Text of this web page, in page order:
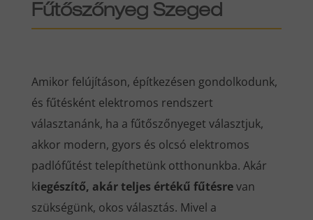
Fűtőszőnyeg Szeged
Amikor felújításon, építkezésen gondolkodunk,
és fűtésként elektromos rendszert
választanánk, ha a fűtőszőnyeget választjuk,
akkor modern, gyors és olcsó elektromos
padlófűtést telepíthetünk otthonunkba. Akár
kiegészítő, akár teljes értékű fűtésrevan
szükségünk, okos választás. Mivel a